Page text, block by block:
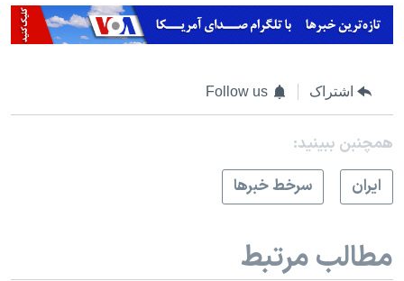
اشتراک Follow us
همچنبن ببینید:
ايران
سرخط خبرها
مطالب مرتبط